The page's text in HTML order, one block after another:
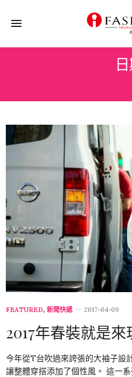
FEATURED, 新聞快遞 2017-04-09
2017年春裝就是
今年從T台吹過來誇張的大袖子設
讓整體穿搭添加了個性風。 這一